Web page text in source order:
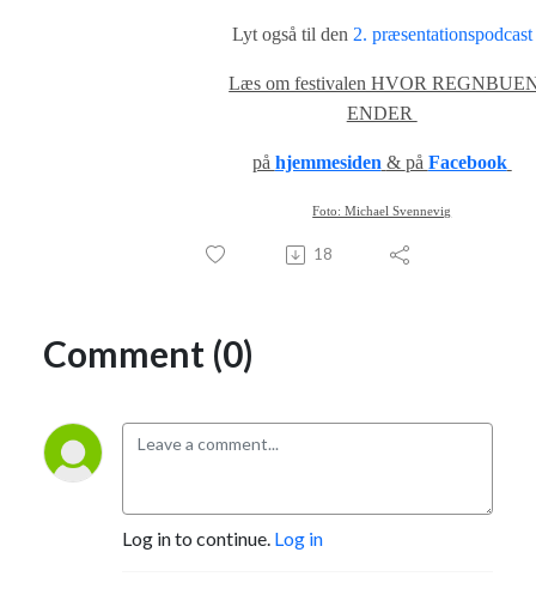
Lyt også til den 2. præsentationspodcast
Læs om festivalen HVOR
ENDER
på hjemmesiden & på Facebook
Foto: Michael Svennevig
18
Comment (0)
Log in to continue. Log in